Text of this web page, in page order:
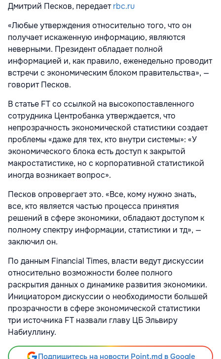
Дмитрий Песков, передаетrbc.ru
«Любые утверждения относительно того, что он
получает искаженную информацию, являются
неверными. Президент обладает полной
информацией и, как правило, еженедельно проводит
встречи с экономическим блоком правительства», —
говорит Песков.
В статье FT со ссылкой на высокопоставленного
сотрудника Центробанка утверждается, что
непрозрачность экономической статистики создает
проблемы «даже для тех, кто внутри системы»: «У
экономического блока есть доступ к закрытой
макростатистике, но с корпоративной статистикой
иногда возникает вопрос».
Песков опровергает это. «Все, кому нужно знать,
все, кто является частью процесса принятия
решений в сфере экономики, обладают доступом к
полному спектру информации, статистики и тд», —
заключил он.
По данным Financial Times, власти ведут дискуссии
относительно возможности более полного
раскрытия данных о динамике развития экономики.
Инициатором дискуссии о необходимости большей
прозрачности в сфере экономической статистики
три источника FT назвали главу ЦБ Эльвиру
Набиуллину.
Подпишитесь на новости Point.md в Google